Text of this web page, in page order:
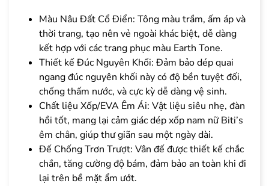
Màu Nâu Đất Cổ Điển: Tông màu trầm, ấm áp và
thời trang, tạo nên vẻ ngoài khác biệt, dễ dàng
kết hợp với các trang phục màu Earth Tone.
Thiết kế Đúc Nguyên Khối: Đảm bảo dép quai
ngang đúc nguyên khối này có độ bền tuyệt đối,
chống thấm nước, và cực kỳ dễ dàng vệ sinh.
Chất liệu Xốp/EVA Êm Ái: Vật liệu siêu nhẹ, đàn
hồi tốt, mang lại cảm giác dép xốp nam nữ Biti’s
êm chân, giúp thư giãn sau một ngày dài.
Đế Chống Trơn Trượt: Vân đế được thiết kế chắc
chắn, tăng cường độ bám, đảm bảo an toàn khi đi
lại trên bề mặt ẩm ướt.